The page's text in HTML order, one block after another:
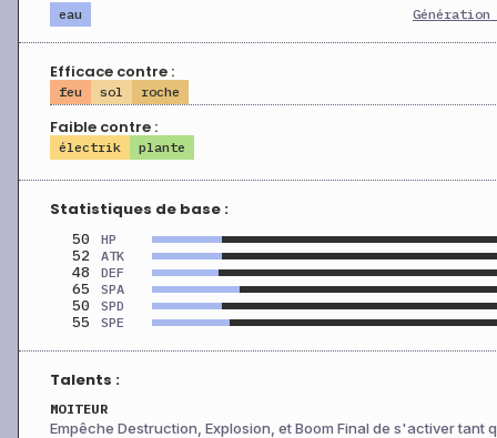
eau Génération
Efficace contre :
feu sol roche
Faible contre :
électrik plante
Statistiques de base :
50 HP
52 ATK
48 DEF
65 SPA
50 SPD
55 SPE
Talents :
MOITEUR
Empêche Destruction, Explosion, et Boom Final de s'activer tant